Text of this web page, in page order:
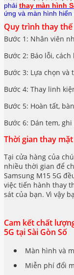
phải thay màn hình
ứng và màn hình hiển
Quy trình thay thế
Bước 1: Nhân viên
Bước 2: Báo lỗi,
Bước 3: Lựa chọn
Bước 4: Thay linh
Bước 5: Hoàn tất,
Bước 6: Dán tem,
Thời gian thay
Tại cửa hàng của
nhiều thời gian để
Samsung M15 5G
việc tiến hành thay
sát của bạn. Vì vậy
Cam kết chất
5G tại Sài Gòn Số
Màn hình và
Miễn phí đổi